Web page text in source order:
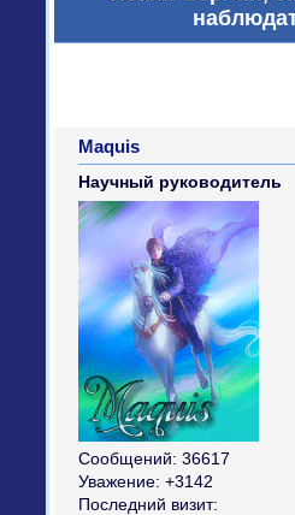
Maquis
Научный руководитель
Сообщений: 36617
Уважение: +3142
Последний визит: